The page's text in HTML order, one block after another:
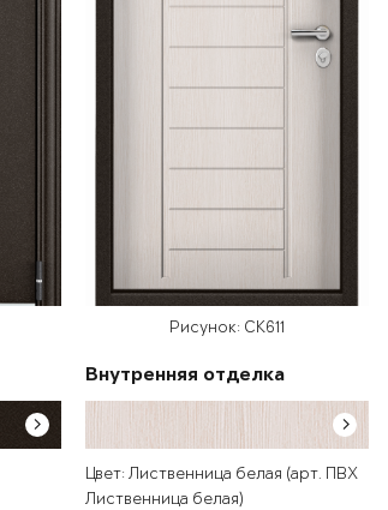
Рисунок: СК611
Внутренняя отделка
Цвет: Лиственница белая (арт. ПВХ
Лиственница белая)